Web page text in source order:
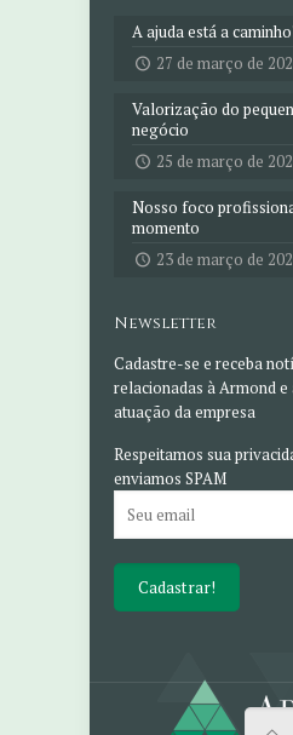
A ajuda está a
27 de março de
Valorização do
negócio
25 de março de
Nosso foco
momento
23 de março de
Newsletter
Cadastre-se e receba
relacionadas à Armond e
atuação da empresa
Respeitamos sua
enviamos SPAM